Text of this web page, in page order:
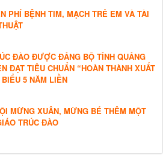
PHÍ BỆNH TIM, MẠCH TRẺ EM VÀ TÀI
ĐÀO ĐƯỢC ĐẢNG BỘ TỈNH QUẢNG
ĐẠT TIÊU CHUẨN “HOÀN THÀNH XUẤT
5 NĂM LIỀN
MỪNG XUÂN, MỪNG BÉ THÊM MỘT
TRÚC ĐÀO